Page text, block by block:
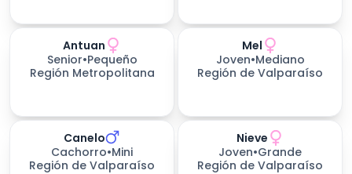
Antuan
Senior•Pequeño
Región Metropolitana
Mel
Joven•Mediano
Región de Valparaíso
Canelo
Cachorro•Mini
Región de Valparaíso
días esperando
Nieve
Joven•Grande
Región de Valparaíso